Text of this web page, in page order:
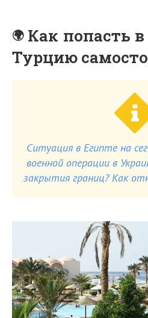
Как попасть
Турцию
Ситуация в Египте на
военной операции в
закрытия границ? Как